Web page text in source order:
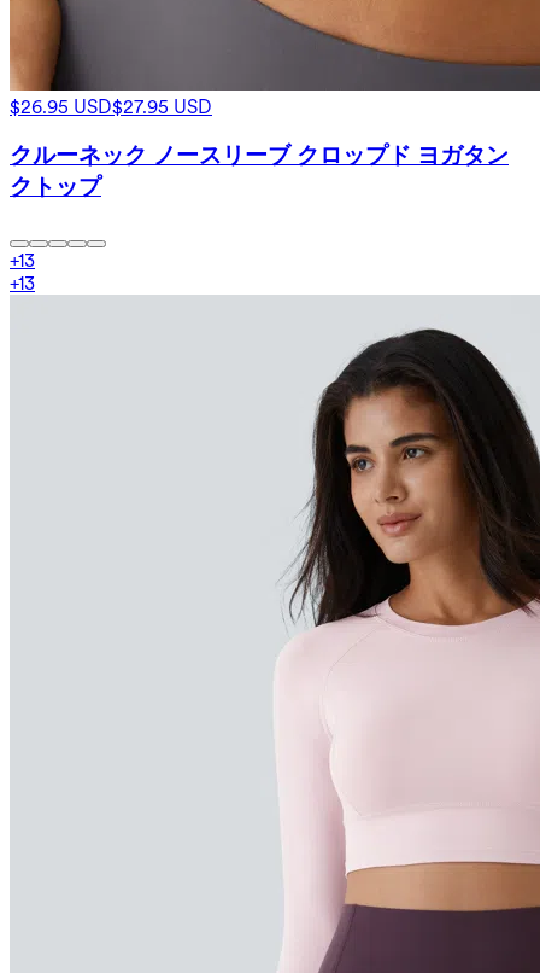
$26.95 USD$27.95 USD
クルーネック ノースリーブ クロップド ヨガタン
クトップ
+13
+13